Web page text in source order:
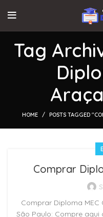
Tag
HOME POSTS TAGGED
Comprar
Comprar Diploma MEC
São Paulo: Compre